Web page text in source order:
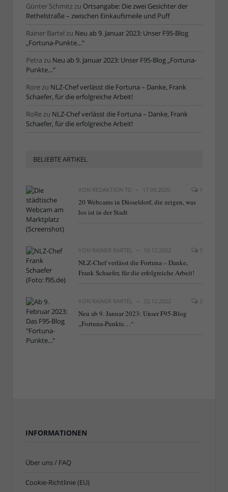
Günter Schmitzzu Ortsangabe: Die zwei Gesichter der
Rethelstraße – zwischen Einkaufsmeile und Puff
Rainer Bartel zu Neu ab 9. Januar 2023: Unser F95-Blog
„Fortuna-Punkte…“
Petra zu Neu ab 9. Januar 2023: Unser F95-Blog „Fortuna-
Punkte…“
Rorezu NLZ-Chef verlässt die Fortuna – Danke, Frank
Schaefer, für die erfolgreiche Arbeit!
RoRezu NLZ-Chef verlässt die Fortuna – Danke, Frank
Schaefer, für die erfolgreiche Arbeit!
BELIEBTE ARTIKEL
VON REDAKTION TD 17.09.2020 1
20 Webcams in Düsseldorf, die zeigen, was
los ist in der Stadt
VON RAINER BARTEL 10.12.2022 5
NLZ-Chef verlässt die Fortuna – Danke,
Frank Schaefer, für die erfolgreiche Arbeit!
VON RAINER BARTEL 22.12.2022 2
Neu ab 9. Januar 2023: Unser F95-Blog
„Fortuna-Punkte…“
INFORMATIONEN
Über uns / FAQ
Cookie-Richtlinie (EU)